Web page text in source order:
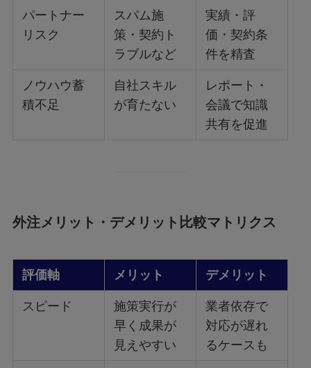
パートナー
リスク
スパム施
策・契約ト
ラブルなど
実績・評
価・契約条
件を精査
ノウハウ蓄
積不足
自社スキル
が育たない
レポート・
会議で知識
共有を促進
外注メリット・デメリット比較マトリクス
評価軸 メリット デメリット
スピード
施策実行が
早く成果が
見えやすい
業者依存で
対応が遅れ
るケースも